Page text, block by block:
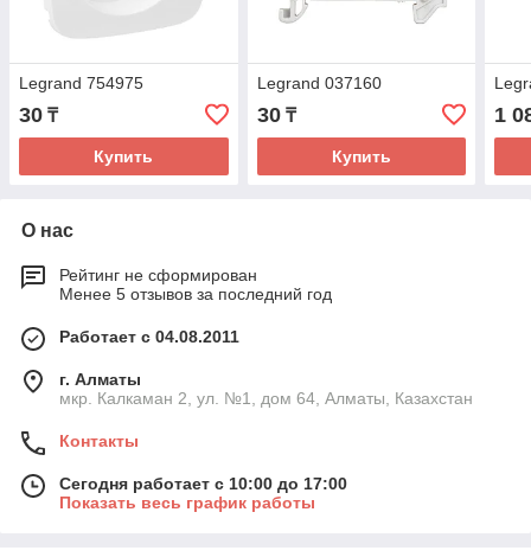
Legrand 754975
30 ₸
Купить
Legrand 037160
30₸
Купить
1
О нас
Рейтинг не сформирован
Менее 5 отзывов за последний год
Работает с 04.08.2011
г. Алматы
мкр. Калкаман 2, ул. №1, дом 64, Алматы, Казахстан
Контакты
Сегодня работает с 10:00 до 17:00
Показать весь график работы